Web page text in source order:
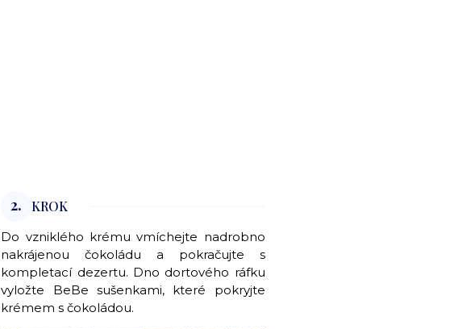
2. KROK
Do vzniklého krému vmíchejte nadrobno
nakrájenou čokoládu a pokračujte s
kompletací dezertu. Dno dortového ráfku
vyložte BeBe sušenkami, které pokryjte
krémem s čokoládou.